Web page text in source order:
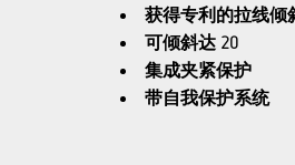
获得专利的拉线倾
可倾斜达 20
集成夹紧保护
带自我保护系统